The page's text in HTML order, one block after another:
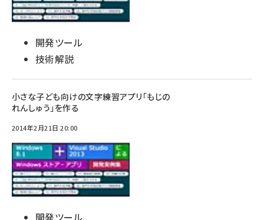
開発ツール
技術解説
小さな子ども向けの文字練習アプリ「もじの
れんしゅう」を作る
2014年2月21日 20:00
開発ツール